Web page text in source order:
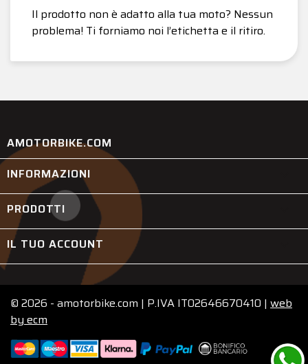
Il prodotto non è adatto alla tua moto? Nessun
problema! Ti forniamo noi l’etichetta e il ritiro.
AMOTORBIKE.COM
INFORMAZIONI
PRODOTTI
IL TUO ACCOUNT
© 2026 - amotorbike.com | P.IVA IT02646670410 | web
byecm